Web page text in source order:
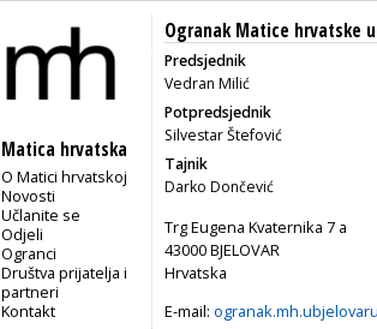
Matica hrvatska
O Matici hrvatskoj
Novosti
Učlanite se
Odjeli
Ogranci
Društva prijatelja i
partneri
Kontakt
Ogranak Matice hrvatske
Predsjednik
Vedran Milić
Potpredsjednik
Silvestar Štefović
Tajnik
Darko Dončević
Trg Eugena Kvaternika 7 a
43000 BJELOVAR
Hrvatska
E-mail: